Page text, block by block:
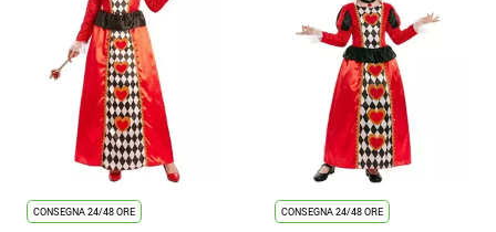
CONSEGNA 24/48 ORE CONSEGNA 24/48 ORE